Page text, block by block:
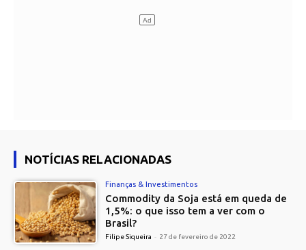
NOTÍCIAS RELACIONADAS
Finanças & Investimentos
Commodity da Soja está em queda de
1,5%: o que isso tem a ver com o
Brasil?
Filipe Siqueira - 27 de fevereiro de 2022